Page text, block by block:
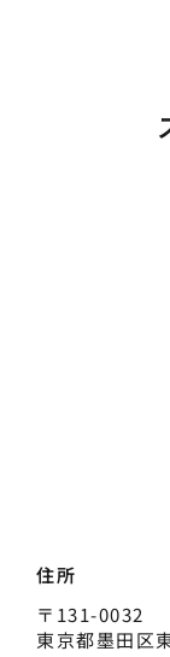
住所
〒131-0032
東京都墨田区